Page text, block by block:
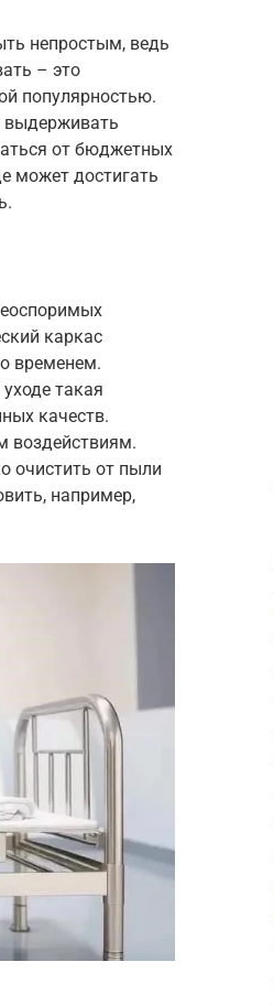
непростым, ведь
– это
популярностью.
выдерживать
от бюджетных
может достигать
каркас
временем.
такая
качеств.
воздействиям.
очистить от пыли
например,